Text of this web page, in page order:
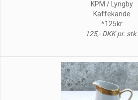
KPM / Lyngby
Kaffekande
*125kr
125,- DKK pr. stk.